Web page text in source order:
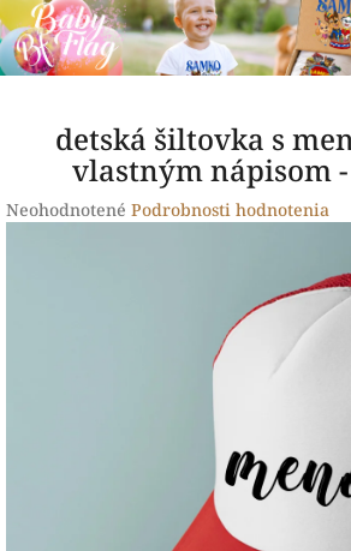
Prejsť
na
obsah
detská šiltovka s
vlastným nápisom
Priemerné
Neohodnotené Podrobnosti hodnotenia